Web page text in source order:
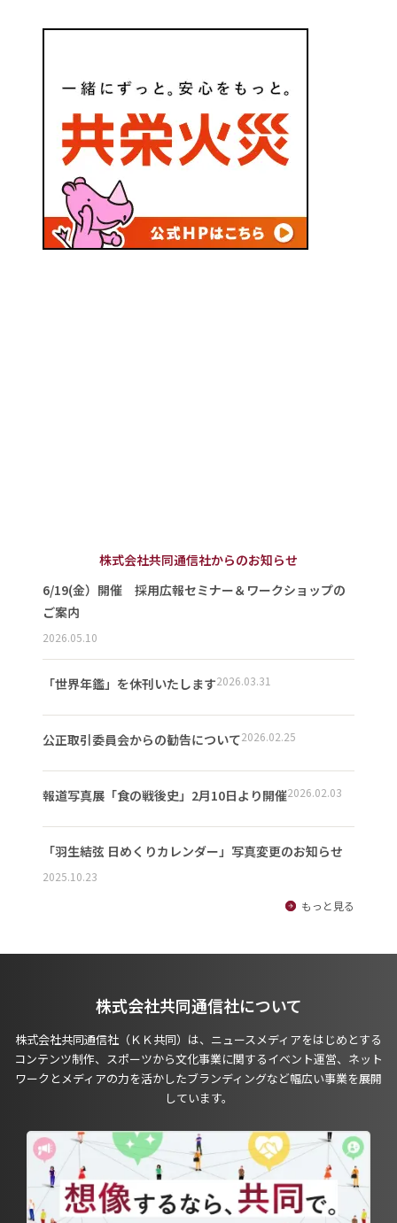
株式会社共同通信社からのお知らせ
6/19(金）開催 採用広報セミナー＆ワークショップの
ご案内
2026.05.10
「世界年鑑」を休刊いたします2026.03.31
公正取引委員会からの勧告について2026.02.25
報道写真展「食の戦後史」2月10日より開催2026.02.03
「羽生結弦 日めくりカレンダー」写真変更のお知らせ
2025.10.23
もっと見る
株式会社共同通信社について
株式会社共同通信社（ＫＫ共同）は、ニュースメディアをはじめとする
コンテンツ制作、スポーツから文化事業に関するイベント運営、ネット
ワークとメディアの力を活かしたブランディングなど幅広い事業を展開
しています。